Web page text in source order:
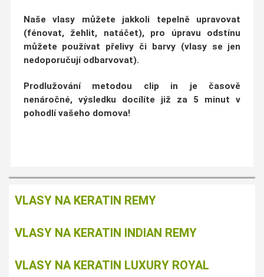
Naše vlasy můžete jakkoli tepelně upravovat
(fénovat, žehlit, natáčet), pro úpravu odstínu
můžete používat přelivy či barvy (vlasy se jen
nedoporučují odbarvovat).
Prodlužování metodou clip in je časově
nenáročné, výsledku docílíte již za 5 minut v
pohodlí vašeho domova!
VLASY NA KERATIN REMY
VLASY NA KERATIN INDIAN REMY
VLASY NA KERATIN LUXURY ROYAL